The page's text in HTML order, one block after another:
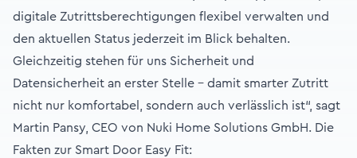
digitale Zutrittsberechtigungen flexibel verwalten und
den aktuellen Status jederzeit im Blick behalten.
Gleichzeitig stehen für uns Sicherheit und
Datensicherheit an erster Stelle – damit smarter Zutritt
nicht nur komfortabel, sondern auch verlässlich ist“, sagt
Martin Pansy, CEO von Nuki Home Solutions GmbH. Die
Fakten zur Smart Door Easy Fit: